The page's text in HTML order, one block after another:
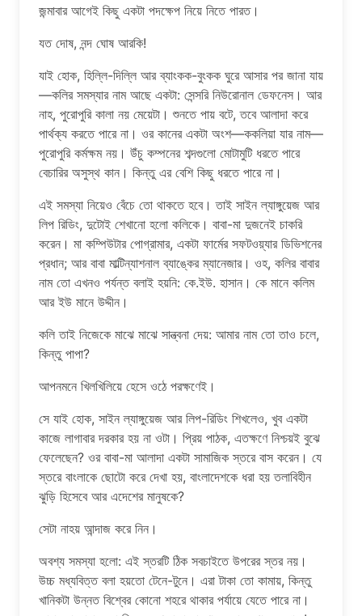
জন্মাবার আগেই কিছু একটা পদক্ষেপ নিয়ে নিতে পারত।
যত দোষ, নন্দ ঘোষ আরকি!
যাই হোক, হিল্লি-দিল্লি আর ব্যাংকক-বুংকক ঘুরে আসার পর জানা যায়
—কলির সমস্যার নাম আছে একটা: সেন্সরি নিউরোনাল ডেফনেস। আর
নাহ, পুরোপুরি কালা নয় মেয়েটা। শুনতে পায় বটে, তবে আলাদা করে
পার্থক্য করতে পারে না। ওর কানের একটা অংশ—ককলিয়া যার নাম—
পুরোপুরি কর্মক্ষম নয়। উঁচু কম্পনের শব্দগুলো মোটামুটি ধরতে পারে
বেচারির অসুস্থ কান। কিন্তু এর বেশি কিছু ধরতে পারে না।
এই সমস্যা নিয়েও বেঁচে তো থাকতে হবে। তাই সাইন ল্যাঙ্গুয়েজ আর
লিপ রিডিং, দুটোই শেখানো হলো কলিকে। বাবা-মা দুজনেই চাকরি
করেন। মা কম্পিউটার পোগ্রামার, একটা ফার্মের সফটওয়্যার ডিভিশনের
প্রধান; আর বাবা মাল্টিন্যাশনাল ব্যাঙ্কের ম্যানেজার। ওহ, কলির বাবার
নাম তো এখনও পর্যন্ত বলাই হয়নি: কে.ইউ. হাসান। কে মানে কলিম
আর ইউ মানে উদ্দীন।
কলি তাই নিজেকে মাঝে মাঝে সান্ত্বনা দেয়: আমার নাম তো তাও চলে,
কিন্তু পাপা?
আপনমনে খিলখিলিয়ে হেসে ওঠে পরক্ষণেই।
সে যাই হোক, সাইন ল্যাঙ্গুয়েজ আর লিপ-রিডিং শিখলেও, খুব একটা
কাজে লাগাবার দরকার হয় না ওটা। প্রিয় পাঠক, এতক্ষণে নিশ্চয়ই বুঝে
ফেলেছেন? ওর বাবা-মা আলাদা একটা সামাজিক স্তরে বাস করেন। যে
স্তরে বাংলাকে ছোটো করে দেখা হয়, বাংলাদেশকে ধরা হয় তলাবিহীন
ঝুড়ি হিসেবে আর এদেশের মানুষকে?
সেটা নাহয় আন্দাজ করে নিন।
অবশ্য সমস্যা হলো: এই স্তরটি ঠিক সবচাইতে উপরের স্তর নয়।
উচ্চ মধ্যবিত্ত বলা হয়তো টেনে-টুনে। এরা টাকা তো কামায়, কিন্তু
খানিকটা উন্নত বিশ্বের কোনো শহরে থাকার পর্যায়ে যেতে পারে না।